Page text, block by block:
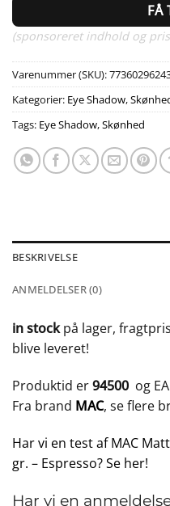
FÅ
(sponsoreret indhold og
Varenummer (SKU):
Kategorier: Eye Shadow,
Tags: Eye Shadow,Skønhed
BESKRIVELSE
ANMELDELSER (0)
in stockpå lager,
blive leveret!
Produktid er94500 og
Fra brand MAC, se flere
Har vi en test af MAC
gr. – Espresso? Se her!
Har vi en